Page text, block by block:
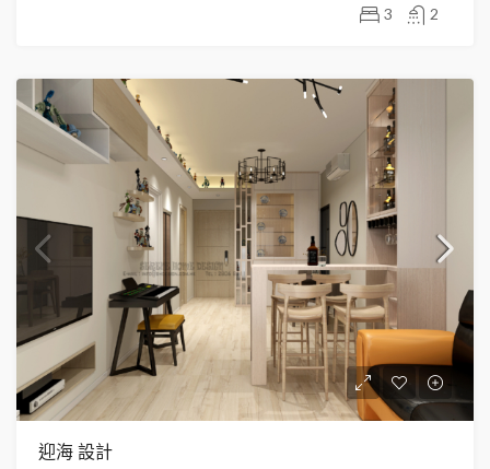
3 2
迎海 設計